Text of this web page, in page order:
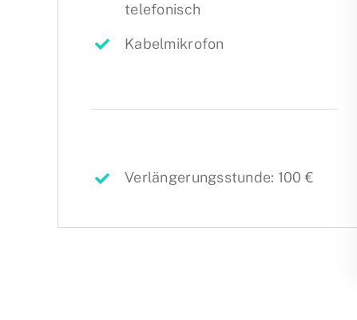
telefonisch
Kabelmikrofon
Verlängerungsstunde: 100 €